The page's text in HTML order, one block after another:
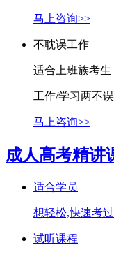
马上咨询>>
不耽误工作
适合上班族考生
工作/学习两不误
马上咨询>>
成人高考精讲
适合学员
想轻松,快速考
试听课程